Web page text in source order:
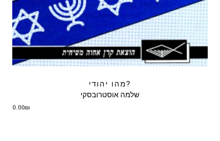
מהו יהודי?
שלמה אוסטרובסקי
0.00₪